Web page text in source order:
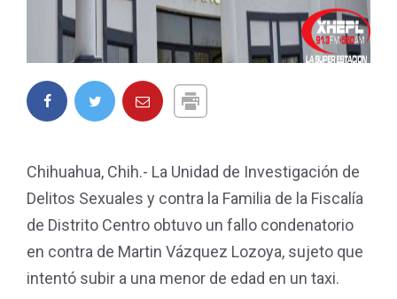
Chihuahua, Chih.- La Unidad de Investigación de
Delitos Sexuales y contra la Familia de la Fiscalía
de Distrito Centro obtuvo un fallo condenatorio
en contra de Martin Vázquez Lozoya, sujeto que
intentó subir a una menor de edad en un taxi.